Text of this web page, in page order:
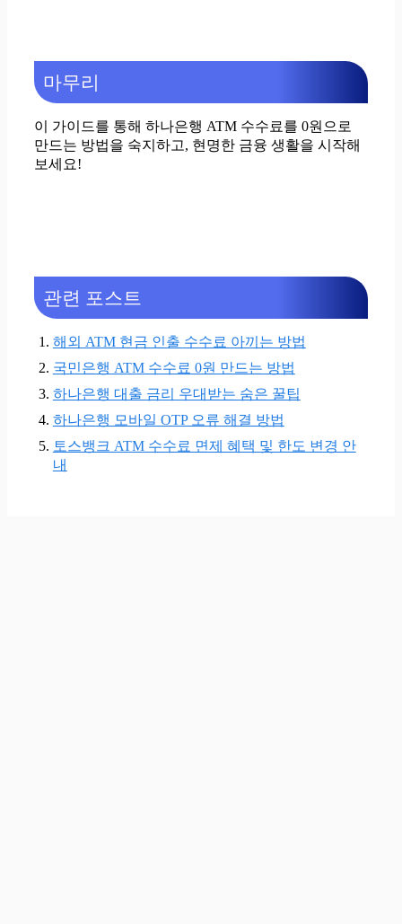
마무리
이 가이드를 통해 하나은행 ATM 수수료를 0원으로
만드는 방법을 숙지하고, 현명한 금융 생활을 시작해
보세요!
관련 포스트
해외 ATM 현금 인출 수수료 아끼는 방법
국민은행 ATM 수수료 0원 만드는 방법
하나은행 대출 금리 우대받는 숨은 꿀팁
하나은행 모바일 OTP 오류 해결 방법
토스뱅크 ATM 수수료 면제 혜택 및 한도 변경 안
내